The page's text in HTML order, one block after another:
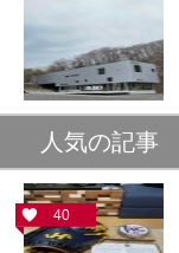
人気の記事
40